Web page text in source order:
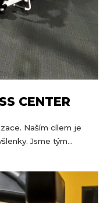
CENTER
Naším cílem je
Jsme tým...